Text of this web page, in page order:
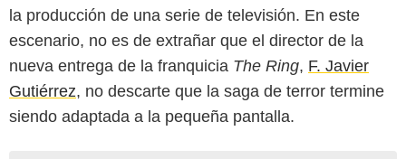
la producción de una serie de televisión. En este
escenario, no es de extrañar que el director de la
nueva entrega de la franquicia The Ring, F. Javier
Gutiérrez, no descarte que la saga de terror termine
siendo adaptada a la pequeña pantalla.